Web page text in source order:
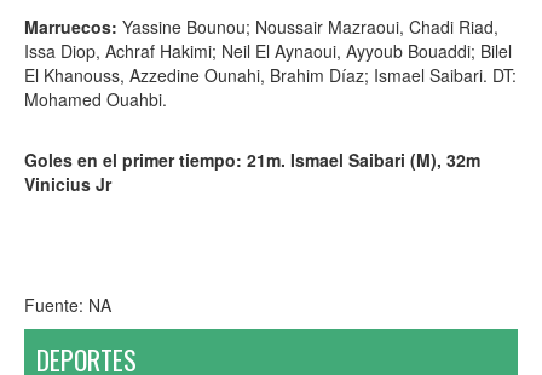
Marruecos: Yassine Bounou; Noussair Mazraoui, Chadi Riad,
Issa Diop, Achraf Hakimi; Neil El Aynaoui, Ayyoub Bouaddi; Bilel
El Khanouss, Azzedine Ounahi, Brahim Díaz; Ismael Saibari. DT:
Mohamed Ouahbi.
Goles en el primer tiempo: 21m. Ismael Saibari (M), 32m
Vinicius Jr
Fuente: NA
DEPORTES